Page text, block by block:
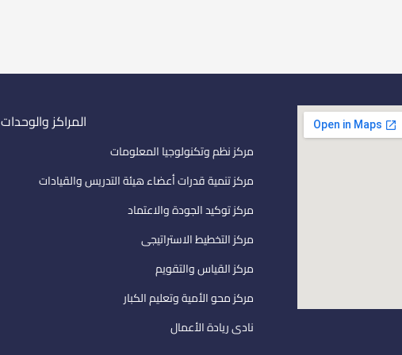
المراكز والوحدات
مركز نظم وتكنولوجيا المعلومات
مركز تنمية قدرات أعضاء هيئة التدريس والقيادات
مركز توكيد الجودة والاعتماد
مركز التخطيط الاستراتيجى
مركز القياس والتقويم
مركز محو الأمية وتعليم الكبار
نادى ريادة الأعمال